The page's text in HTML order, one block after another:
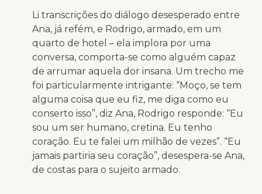
Li transcrições do diálogo desesperado entre
Ana, já refém, e Rodrigo, armado, em um
quarto de hotel – ela implora por uma
conversa, comporta-se como alguém capaz
de arrumar aquela dor insana. Um trecho me
foi particularmente intrigante: “Moço, se tem
alguma coisa que eu fiz, me diga como eu
conserto isso”, diz Ana, Rodrigo responde: “Eu
sou um ser humano, cretina. Eu tenho
coração. Eu te falei um milhão de vezes”. “Eu
jamais partiria seu coração”, desespera-se Ana,
de costas para o sujeito armado.